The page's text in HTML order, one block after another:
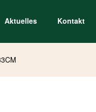
Aktuelles Kontakt